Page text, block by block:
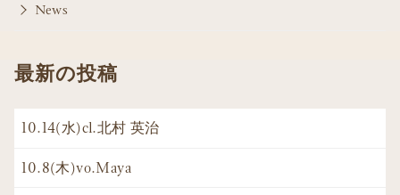
News
最新の投稿
10.14(水)cl.北村 英治
10.8(木)vo.Maya